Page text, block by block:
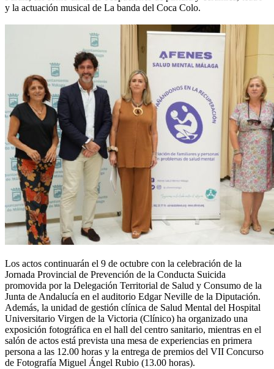
y la actuación musical de La banda del Coca Colo.
Los actos continuarán el 9 de octubre con la celebración de la
Jornada Provincial de Prevención de la Conducta Suicida
promovida por la Delegación Territorial de Salud y Consumo de la
Junta de Andalucía en el auditorio Edgar Neville de la Diputación.
Además, la unidad de gestión clínica de Salud Mental del Hospital
Universitario Virgen de la Victoria (Clínico) ha organizado una
exposición fotográfica en el hall del centro sanitario, mientras en el
salón de actos está prevista una mesa de experiencias en primera
persona a las 12.00 horas y la entrega de premios del VII Concurso
de Fotografía Miguel Ángel Rubio (13.00 horas).